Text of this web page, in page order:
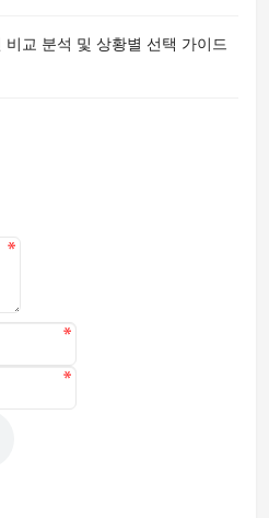
비교 분석 및 상황별 선택 가이드